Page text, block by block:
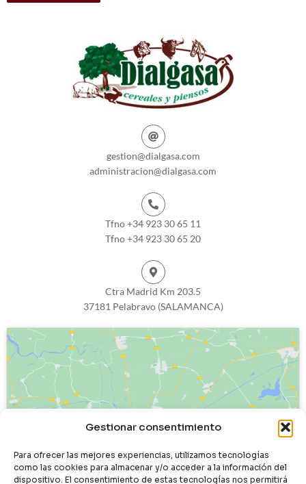
Gestionar consentimiento
Para ofrecer las mejores experiencias, utilizamos tecnologías
como las cookies para almacenar y/o acceder a la información del
dispositivo. El consentimiento de estas tecnologías nos permitirá
gestion@dialgasa.com
administracion@dialgasa.com
Tfno +34 923 30 65 11
Tfno +34 923 30 65 20
Ctra Madrid Km 203.5
37181 Pelabravo (SALAMANCA)
Haz clic para aceptar cookies de